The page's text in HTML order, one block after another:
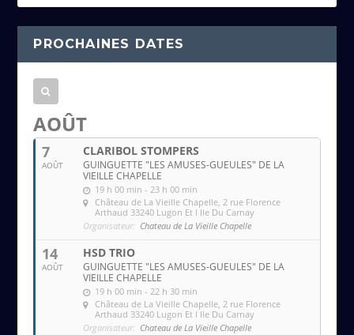
s
s
e
m
i
PROCHAINES DATES
AOÛT
7
AOÛT
CLARIBOL STOMPERS
GUINGUETTE "LES AMUSES-GUEULES" DE LA
VIEILLE CHAPELLE
19 h 00 min - 23 h 00 min
Château de La Vieille Chapelle, 2 rue Florence
Arthaud 33240 Lugon Et l Ile Du Carnay
Organisateur: Chateau de La Vieille Chapelle
14
AOÛT
HSD TRIO
GUINGUETTE "LES AMUSES-GUEULES" DE LA
VIEILLE CHAPELLE
19 h 00 min - 22 h 30 min
Château de La Vieille Chapelle, 2 rue Florence
Arthaud 33240 Lugon Et l Ile Du Carnay
Organisateur: Chateau de La Vieille Chapelle